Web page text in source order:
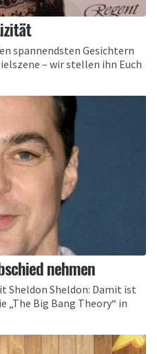
spannendsten Gesichtern
– wir stellen ihn Euch
nehmen
Sheldon Sheldon: Damit ist
„The Big Bang Theory“ in